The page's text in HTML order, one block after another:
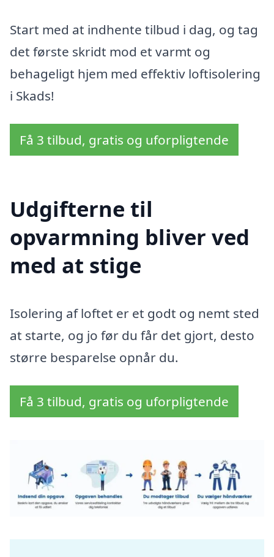
Start med at indhente tilbud i dag, og tag
det første skridt mod et varmt og
behageligt hjem med effektiv loftisolering
i Skads!
Få 3 tilbud, gratis og uforpligtende
Udgifterne til
opvarmning bliver ved
med at stige
Isolering af loftet er et godt og nemt sted
at starte, og jo før du får det gjort, desto
større besparelse opnår du.
Få 3 tilbud, gratis og uforpligtende